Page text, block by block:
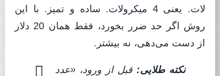
لات. یعنی 4 میکرو‌لات. ساده و تمیز. با این
روش اگر حد ضرر بخورد، فقط همان 20 دلار
از دست می‌دهی، نه بیشتر.
نکته طلایی: قبل از ورود، «عدد